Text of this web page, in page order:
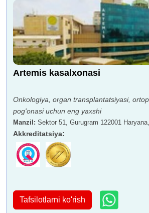
Artemis kasalxonasi
Onkologiya, organ transplantatsiyasi,
pog'onasi uchun eng yaxshi
Manzil : Sektor 51, Gurugram 122001
Akkreditatsiya:
Tafsilotlarni ko'rish